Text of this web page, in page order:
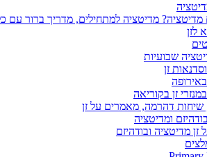
מדיטציה? מדיטציה למתחילים, מדריך ברור עם
לזן
שבועיות
זן
זן בקוריאה
שיחות דהרמה, מאמרים על זן
ומדיטציה
זן מדיטציה ובודהיזם